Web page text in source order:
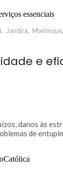
, Jandira, Mairinque,
e
danos às
de